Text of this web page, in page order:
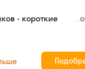
- короткие